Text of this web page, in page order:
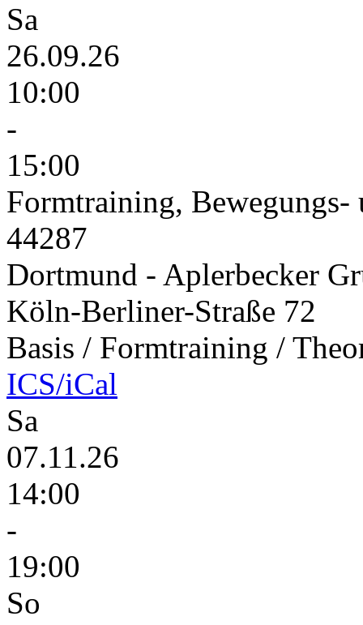
Sa
26.09.26
10:00
-
15:00
Formtraining,
44287
Dortmund - Aplerbecker
Köln-Berliner-Straße 72
Basis / Formtraining /
ICS/iCal
Sa
07.11.26
14:00
-
19:00
So